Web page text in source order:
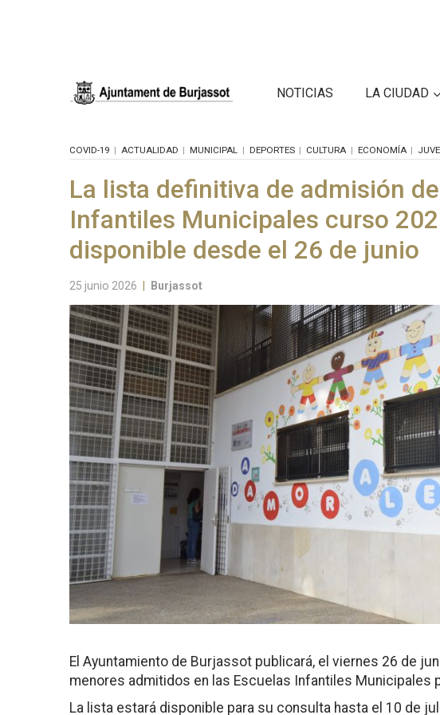
NOTICIAS LA CIUDAD
COVID-19 ACTUALIDAD MUNICIPAL DEPORTES CULTURA ECONOMÍA
La lista definitiva de admisión
Infantiles Municipales curso
disponible desde el 26 de junio
25 junio 2026 Burjassot
El Ayuntamiento de Burjassot publicará, el viernes 26 de
menores admitidos en las Escuelas Infantiles Municipales
La lista estará disponible para su consulta hasta el 10 de